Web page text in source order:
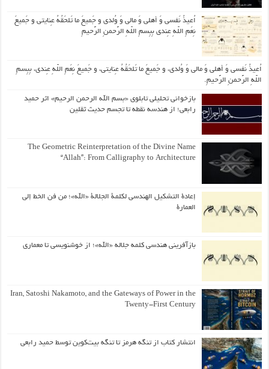
اُعیذُ نَفسی وَ أهلی وَ مالی وَ وُلدی و جَمیعَ ما تَلحَقُهُ عِنایتی و جَمیعَ
نِعَمِ اللّهِ عِندی بِبِسمِ اللّهِ الرَّحمنِ الرَّحیمِ
اُعیذُ نَفسی وَ أهلی وَ مالی وَ وُلدی، و جَمیعَ ما تَلحَقُهُ عِنایتی، و جَمیعَ نِعَمِ اللّهِ عِندی، بِبِسمِ
اللّهِ الرَّحمنِ الرَّحیمِ.
بازخوانی تحلیلی تابلوی «بسم الله الرحمن الرحیم» اثر حمید
رابعی؛ از هندسه نقطه تا تجسم حدیث ثقلین
The Geometric Reinterpretation of the Divine Name
“Allah”: From Calligraphy to Architecture
إعادة التشكيل الهندسي لكلمة الجلالة «الله»؛ من فن الخط إلى
العمارة
بازآفرینی هندسی کلمه جلاله «الله»؛ از خوشنویسی تا معماری
Iran, Satoshi Nakamoto, and the Gateways of Power in the
Twenty-First Century
انتشار کتاب از تنگه هرمز تا تنگه بیت‌کوین توسط حمید رابعی